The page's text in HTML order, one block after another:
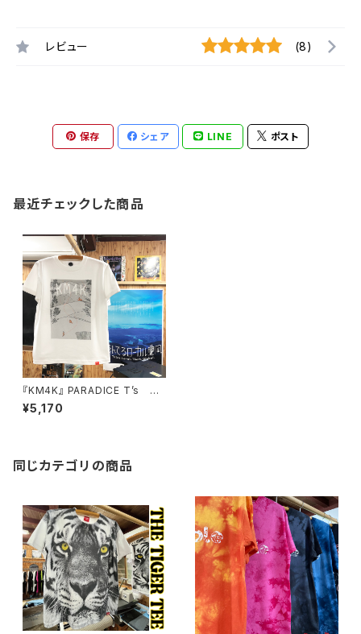
レビュー (8)
保存 シェア LINE ポスト
最近チェックした商品
『KM4K』 PARADICE T’s パ
ラダイスTシャツ
¥5,170
同じカテゴリの商品